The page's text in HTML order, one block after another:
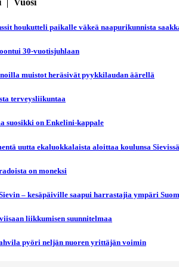
Vuosi
houkutteli paikalle väkeä naapurikunnista
30-vuotisjuhlaan
muistot heräsivät pyykkilaudan äärellä
terveysliikuntaa
suosikki on Enkelini-kappale
uutta ekaluokkalaista aloittaa koulunsa Sievissä
on moneksi
– kesäpäiville saapui harrastajia ympäri
liikkumisen suunnitelmaa
pyöri neljän nuoren yrittäjän voimin